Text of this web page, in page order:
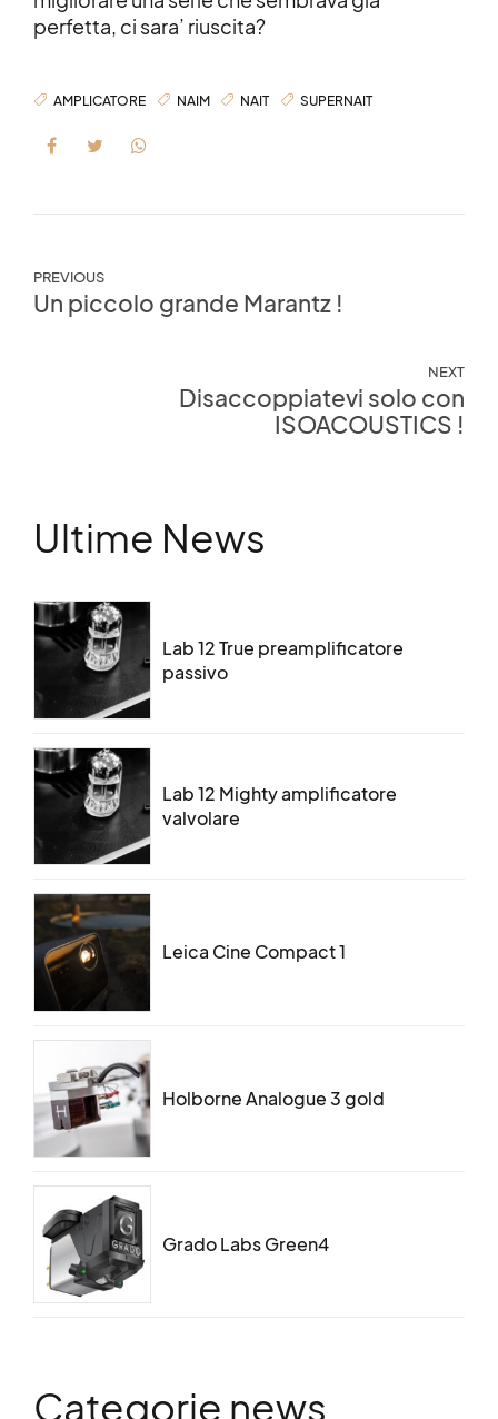
perfetta, ci sara’ riuscita?
AMPLICATORE NAIM NAIT SUPERNAIT
PREVIOUS
Un piccolo grande Marantz !
NEXT
Disaccoppiatevi solo con
ISOACOUSTICS !
Ultime News
Lab 12 True preamplificatore
passivo
Lab 12 Mighty amplificatore
valvolare
Leica Cine Compact 1
Holborne Analogue 3 gold
Grado Labs Green4
Categorie news